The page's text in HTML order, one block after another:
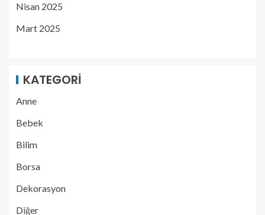
Nisan 2025
Mart 2025
KATEGORI
Anne
Bebek
Bilim
Borsa
Dekorasyon
Diğer